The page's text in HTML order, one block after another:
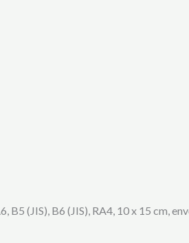
(JIS), B6 (JIS), RA4, 10 x 15 cm,